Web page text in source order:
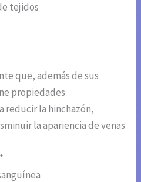
tejidos
que, además de sus
propiedades
reducir la hinchazón,
la apariencia de venas